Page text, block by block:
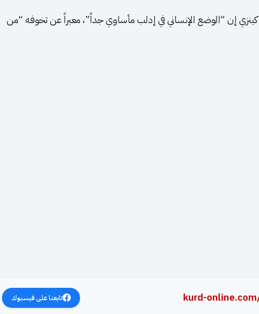
إن “الوضع الإنساني في إدلب مأساوي جداً”، معبراً عن تخوفه “من
kurd- تابعنا على فيسبوك